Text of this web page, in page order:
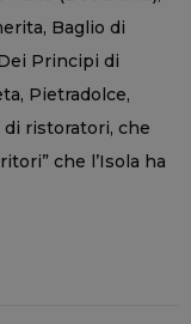
Baglio di
Principi di
Pietradolce,
di ristoratori, che
che l’Isola ha